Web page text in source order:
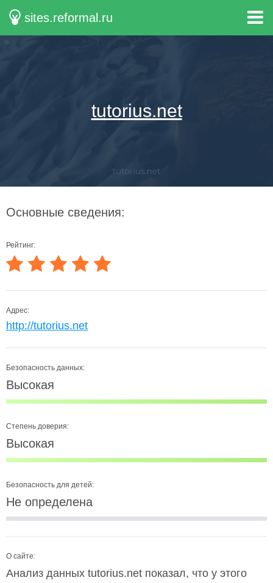
sites.reformal.ru
tutorius.net
Основные сведения:
Рейтинг:
Адрес:
http://tutorius.net
Безопасность данных:
Высокая
Степень доверия:
Высокая
Безопасность для детей:
Не определена
О сайте:
Анализ данных tutorius.net показал, что у этого